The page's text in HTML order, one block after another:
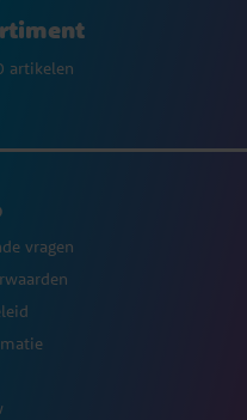
artikelen
vragen